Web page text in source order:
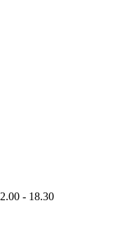
- 18.30